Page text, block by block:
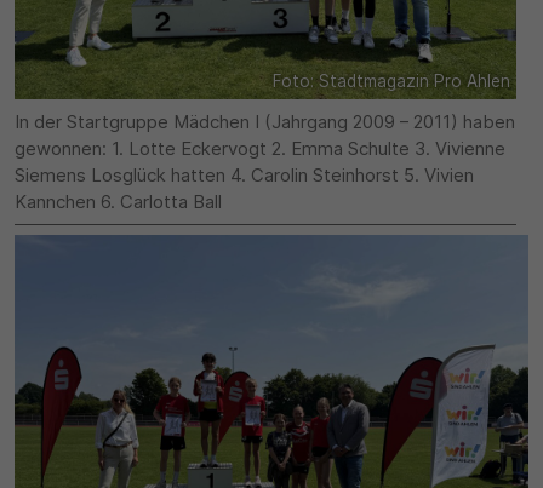
Foto: Stadtmagazin Pro Ahlen
In der Startgruppe Mädchen I (Jahrgang 2009 – 2011) haben
gewonnen: 1. Lotte Eckervogt 2. Emma Schulte 3. Vivienne
Siemens Losglück hatten 4. Carolin Steinhorst 5. Vivien
Kannchen 6. Carlotta Ball